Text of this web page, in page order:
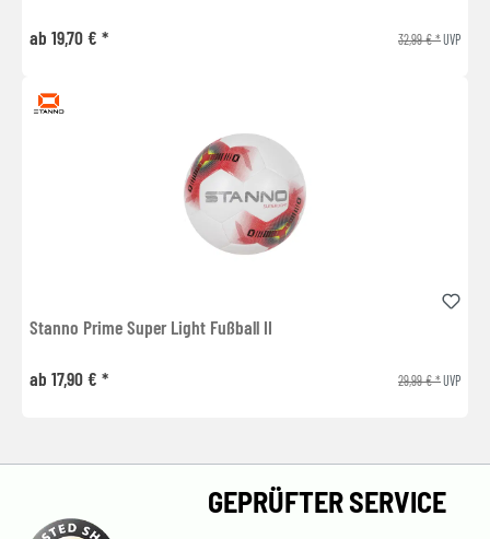
ab 19,70 € * 32,99 € *UVP
Stanno Prime Super Light Fußball II
ab 17,90 € * 29,99 € *UVP
GEPRÜFTER SERVICE